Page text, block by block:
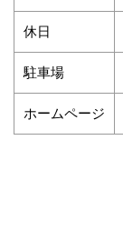
休日
駐車場
ホームページ